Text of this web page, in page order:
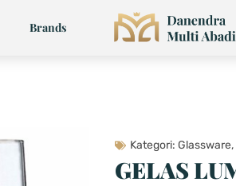
Brands
Kategori: Glassware,
GELAS